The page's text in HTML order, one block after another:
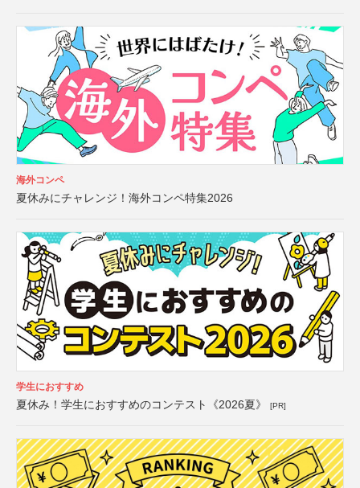
海外コンペ
夏休みにチャレンジ！海外コンペ特集2026
学生におすすめ
夏休み！学生におすすめのコンテスト《2026夏》 [PR]